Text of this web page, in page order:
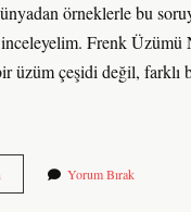
örneklerle bu
Frenk Üzümü
üzüm çeşidi değil, farklı
üzümü
Yorum Bırak